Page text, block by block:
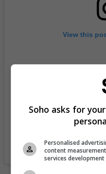
View this
A post shared by
Soho asks for
Personalised
content
services development